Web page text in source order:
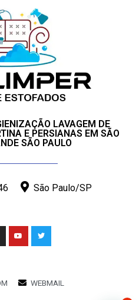
LAVAGEM DE
E PERSIANAS EM SÃO
SÃO PAULO
São Paulo/SP
WEBMAIL